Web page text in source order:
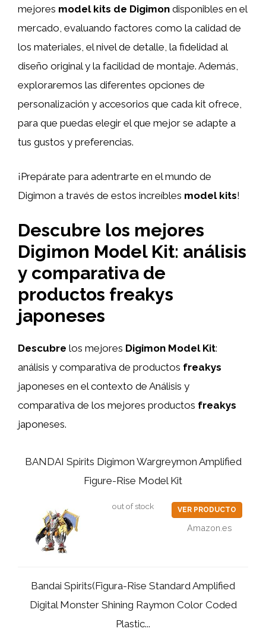
mejores model kits de Digimon disponibles en el
mercado, evaluando factores como la calidad de
los materiales, el nivel de detalle, la fidelidad al
diseño original y la facilidad de montaje. Además,
exploraremos las diferentes opciones de
personalización y accesorios que cada kit ofrece,
para que puedas elegir el que mejor se adapte a
tus gustos y preferencias.
¡Prepárate para adentrarte en el mundo de
Digimon a través de estos increíbles model kits!
Descubre los mejores
Digimon Model Kit: análisis
y comparativa de
productos freakys
japoneses
Descubre los mejores Digimon Model Kit:
análisis y comparativa de productos freakys
japoneses en el contexto de Análisis y
comparativa de los mejores productos freakys
japoneses.
BANDAI Spirits Digimon Wargreymon Amplified
Figure-Rise Model Kit
out of stock VER PRODUCTO
Amazon.es
Bandai Spirits(Figura-Rise Standard Amplified
Digital Monster Shining Raymon Color Coded
Plastic...